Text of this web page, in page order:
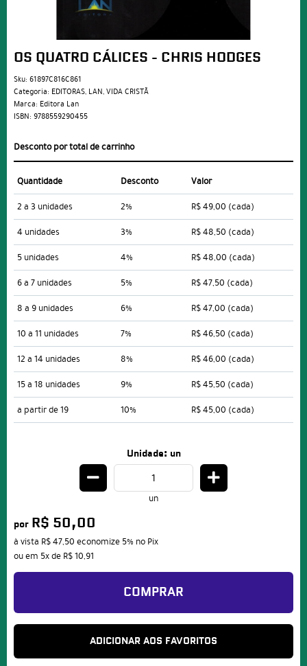
OS QUATRO CÁLICES - CHRIS HODGES
Sku: 61897C816C861
Categoria: EDITORAS, LAN,VIDA CRISTÃ
Marca: Editora Lan
ISBN: 9788559290455
Desconto por total de carrinho
Quantidade Desconto
Valor
2 a 3 unidades
2% R$ 49,00 (cada)
4 unidades
3% R$ 48,50 (cada)
5 unidades
4% R$ 48,00 (cada)
6 a 7 unidades
5% R$ 47,50 (cada)
8 a 9 unidades
6% R$ 47,00 (cada)
10 a 11 unidades
7% R$ 46,50 (cada)
12 a 14 unidades
8% R$ 46,00 (cada)
15 a 18 unidades
9% R$ 45,50 (cada)
a partir de 19
10% R$ 45,00 (cada)
Unidade: un
un
por R$ 50,00
à vista R$ 47,50 economize 5% no Pix
ou em 5xde R$ 10,91
COMPRAR
ADICIONAR AOS FAVORITOS